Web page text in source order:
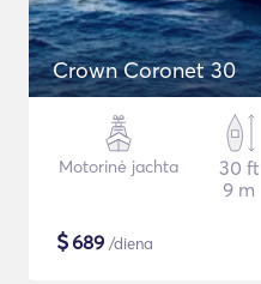
Crown Coronet 30
Motorinė jachta
30 ft
9 m
$689 /diena